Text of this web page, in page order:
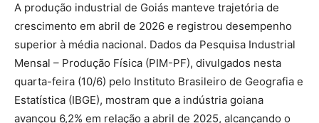
A produção industrial de Goiás manteve trajetória de
crescimento em abril de 2026 e registrou desempenho
superior à média nacional. Dados da Pesquisa Industrial
Mensal – Produção Física (PIM-PF), divulgados nesta
quarta-feira (10/6) pelo Instituto Brasileiro de Geografia e
Estatística (IBGE), mostram que a indústria goiana
avançou 6,2% em relação a abril de 2025, alcançando o